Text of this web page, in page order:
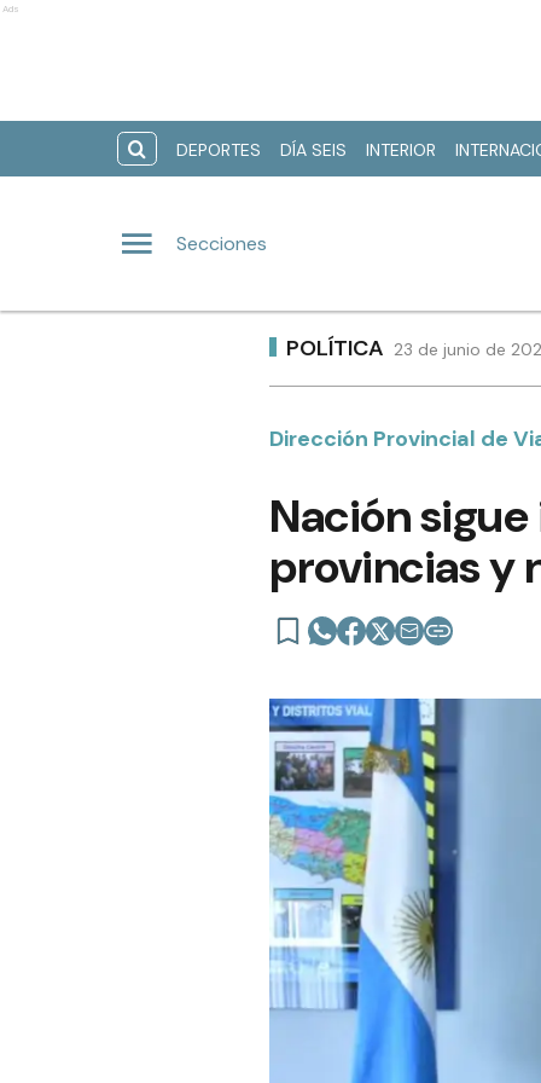
Ads
DEPORTES DÍA SEIS INTERIOR
Secciones
POLÍTICA 23 de junio de
Dirección Provincial de
Nación
provincias y